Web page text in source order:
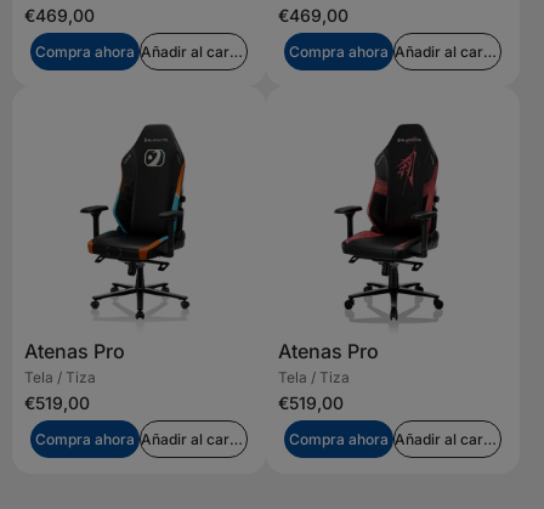
€469,00
Compra ahora Añadir al carrito
€469,00
Compra ahora Añadir al carrito
Atenas Pro
Tela / Tiza
€519,00
Compra ahora Añadir al carrito
Atenas Pro
Tela / Tiza
€519,00
Compra ahora Añadir al carrito